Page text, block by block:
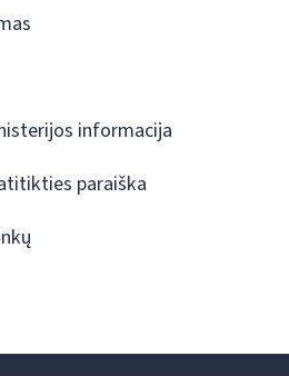
informacija
paraiška